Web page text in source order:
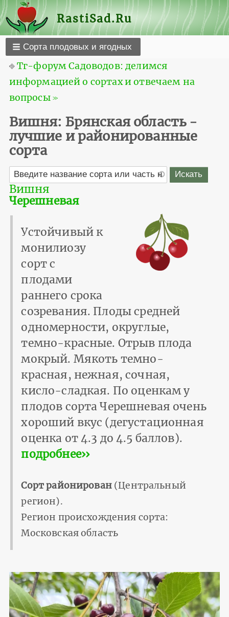
RastiSad.Ru
Сорта плодовых и ягодных
⎆Тг-форум Садоводов: делимся
информацией о сортах и отвечаем на
вопросы ≫
Вишня: Брянская область -
лучшие и районированные
сорта
Вишня
Черешневая
Устойчивый к
монилиозу
сорт с
плодами
раннего срока
созревания. Плоды средней
одномерности, округлые,
темно-красные. Отрыв плода
мокрый. Мякоть темно-
красная, нежная, сочная,
кисло-сладкая. По оценкам у
плодов сорта Черешневая очень
хороший вкус (дегустационная
оценка от 4.3 до 4.5 баллов).
подробнее››
Сорт районирован(Центральный
регион).
Регион происхождения сорта:
Московская область